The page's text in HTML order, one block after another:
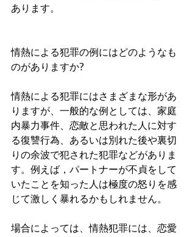
あります。
情熱による犯罪の例にはどのようなも
のがありますか?
情熱による犯罪にはさまざまな形があ
りますが、一般的な例としては、家庭
内暴力事件、恋敵と思われた人に対す
る復讐行為、あるいは別れた後や裏切
りの余波で犯された犯罪などがありま
す。例えば，パートナーが不貞をして
いたことを知った人は極度の怒りを感
じて激しく暴れるかもしれません。
場合によっては、情熱犯罪には、恋愛